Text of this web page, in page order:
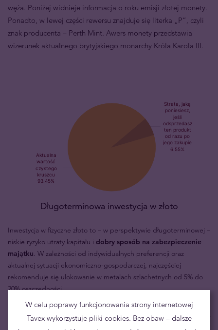
węża. Poniżej widnieje informacja o roku emisji złotej monety.
Ponadto, w lewej części rewersu znajduje się literka „P”, czyli
znak producenta – Perth Mint. Awers monety przedstawia
wizerunek aktualnego brytyjskiego monarchy Króla Karola III.
Długoterminowa inwestycja w złoto
Inwestycja w fizyczne złoto to – w perspektywie długoterminowej –
niskie ryzyko utraty kapitału i dobry sposób na zabezpieczenie
majątku. W zależności od indywidualnych preferencji oraz
aktualnej sytuacji ekonomiczno-gospodarczej, najczęściej
rekomenduje się ulokowanie w metalach szlachetnych od 5% do
20% oszczędności.
Aktualna cena sprzedaży 1 szt. 8809,00 zł
W celu poprawy funkcjonowania strony internetowej
Tavex wykorzystuje pliki cookies. Bez obaw – dalsze